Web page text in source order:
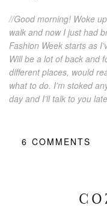
//Good morning! Woke
walk and now I just had
Fashion Week starts as
Will be a lot of back and
different places, would
what to do. I’m stoked
day and I’ll talk to you
6 COMMENTS